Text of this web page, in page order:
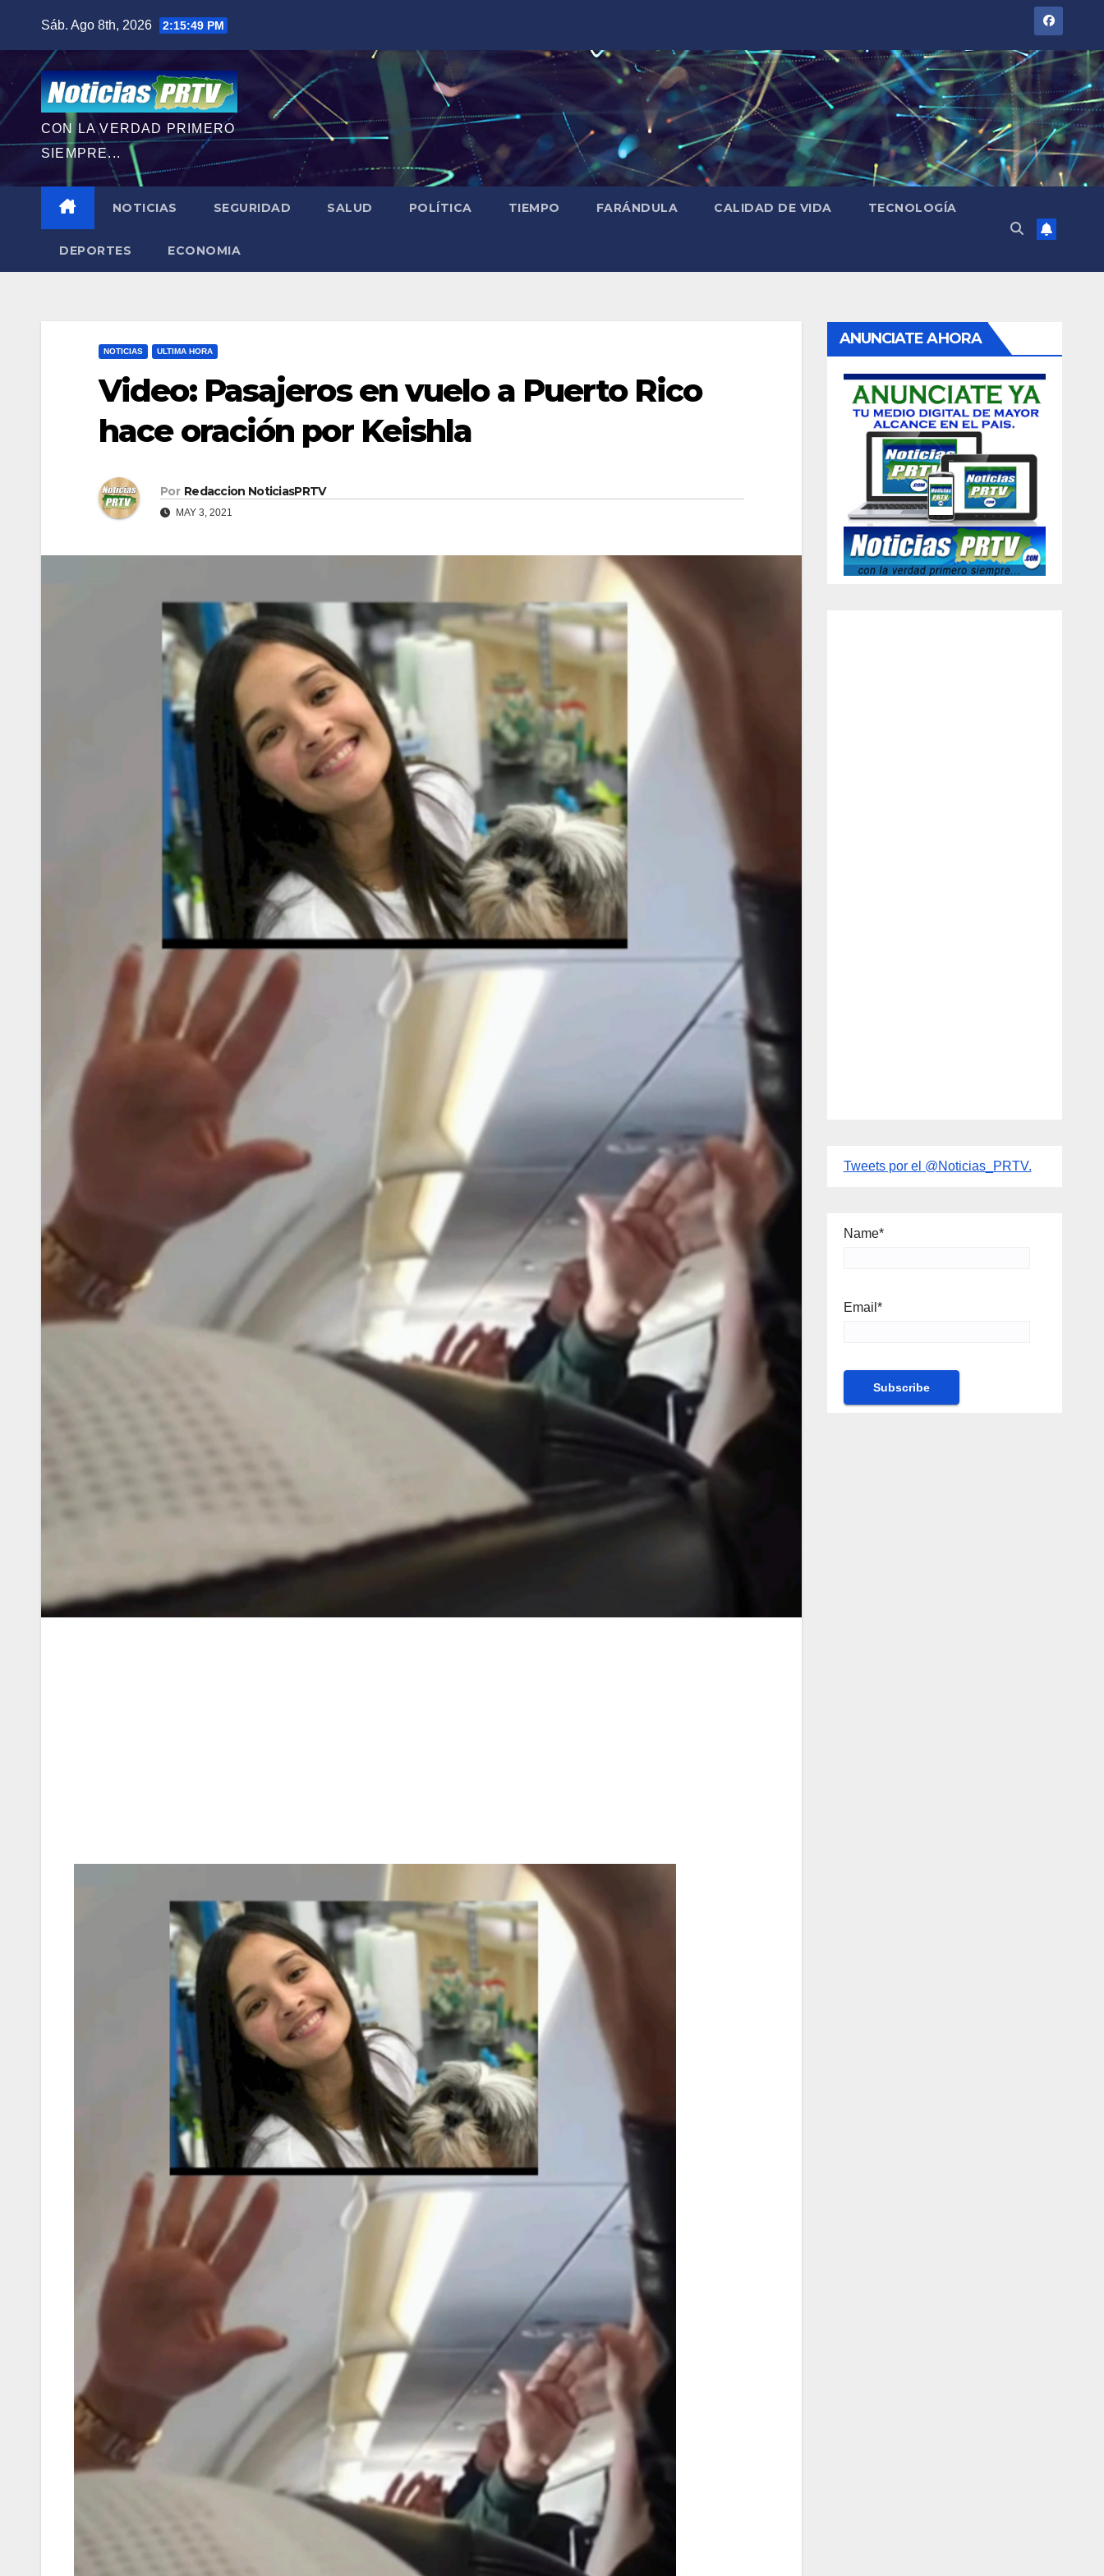
contenido
Sáb. Ago 8th, 2026 2:15:51 PM
CON LA VERDAD PRIMERO
SIEMPRE...
NOTICIAS SEGURIDAD SALUD POLÍTICA TIEMPO FARÁNDULA CALIDAD DE VIDA TECNOLOGÍA
DEPORTES ECONOMIA
NOTICIAS ULTIMA HORA
Video: Pasajeros en vuelo a Puerto Rico
hace oración por Keishla
Por Redaccion NoticiasPRTV
MAY 3, 2021
ANUNCIATE AHORA
Tweets por el @Noticias_PRTV.
Name*
Email*